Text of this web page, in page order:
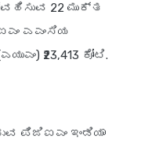
22 ಮುಕ್ತ
ಎಎಂಸಿಯ
₹23,413 ಕೋಟಿ.
ಪಿಜಿಐಎಂ ಇಂಡಿಯಾ